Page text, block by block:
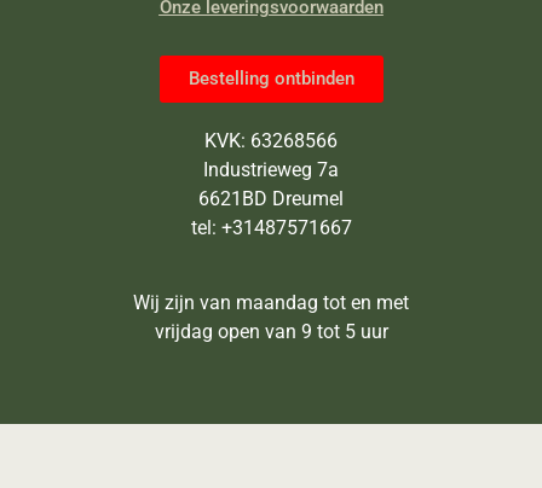
Onze leveringsvoorwaarden
Bestelling ontbinden
KVK: 63268566
Industrieweg 7a
6621BD Dreumel
tel: +31487571667
Wij zijn van maandag tot en met
vrijdag open van 9 tot 5 uur